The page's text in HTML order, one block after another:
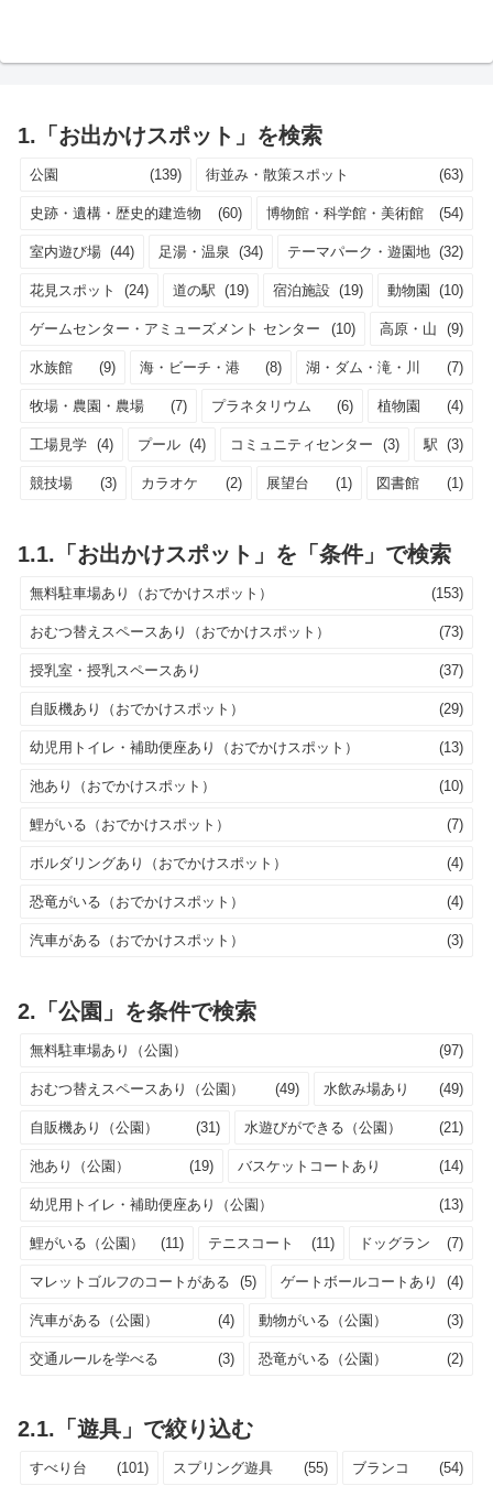
1.「お出かけスポット」を検索
公園 (139) 街並み・散策スポット (63)
史跡・遺構・歴史的建造物 (60) 博物館・科学館・美術館 (54)
室内遊び場 (44) 足湯・温泉 (34) テーマパーク・遊園地 (32)
花見スポット (24) 道の駅 (19) 宿泊施設 (19) 動物園 (10)
ゲームセンター・アミューズメント センター (10) 高原・山 (9)
水族館 (9) 海・ビーチ・港 (8) 湖・ダム・滝・川 (7)
牧場・農園・農場 (7) プラネタリウム (6) 植物園 (4)
工場見学 (4) プール (4) コミュニティセンター (3) 駅 (3)
競技場 (3) カラオケ (2) 展望台 (1) 図書館 (1)
1.1.「お出かけスポット」を「条件」で検索
無料駐車場あり（おでかけスポット） (153)
おむつ替えスペースあり（おでかけスポット） (73)
授乳室・授乳スペースあり (37)
自販機あり（おでかけスポット） (29)
幼児用トイレ・補助便座あり（おでかけスポット） (13)
池あり（おでかけスポット） (10)
鯉がいる（おでかけスポット） (7)
ボルダリングあり（おでかけスポット） (4)
恐竜がいる（おでかけスポット） (4)
汽車がある（おでかけスポット） (3)
2.「公園」を条件で検索
無料駐車場あり（公園） (97)
おむつ替えスペースあり（公園） (49) 水飲み場あり (49)
自販機あり（公園） (31) 水遊びができる（公園） (21)
池あり（公園） (19) バスケットコートあり (14)
幼児用トイレ・補助便座あり（公園） (13)
鯉がいる（公園） (11) テニスコート (11) ドッグラン (7)
マレットゴルフのコートがある (5) ゲートボールコートあり (4)
汽車がある（公園） (4) 動物がいる（公園） (3)
交通ルールを学べる (3) 恐竜がいる（公園） (2)
2.1.「遊具」で絞り込む
すべり台 (101) スプリング遊具 (55) ブランコ (54)